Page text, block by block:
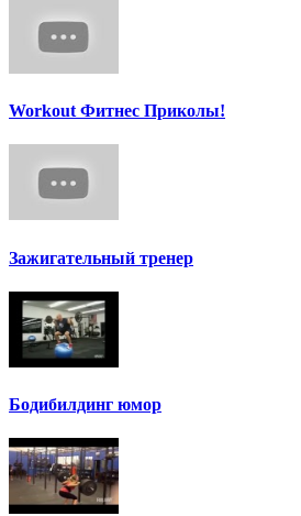
Workout Фитнес Приколы!
Зажигательный тренер
Бодибилдинг юмор